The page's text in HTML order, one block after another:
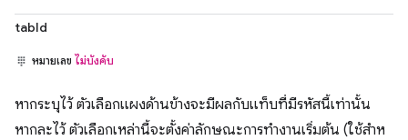
tabId
หมายเลข ไม่บังคับ
หากระบุไว้ ตัวเลือกแผงด้านข้างจะมีผลกับแท็บที่มีรหัสนี้เท่านั้น
หากละไว้ ตัวเลือกเหล่านี้จะตั้งค่าลักษณะการทํางานเริ่มต้น (ใช้สําห